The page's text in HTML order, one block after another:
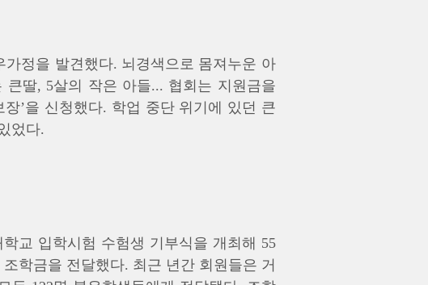
정을 발견했다. 뇌경색으로 몸져누운 아
딸, 5살의 작은 아들... 협회는 지원금을
’을 신청했다. 학업 중단 위기에 있던 큰
었다.
교 입학시험 수험생 기부식을 개최해 55
학금을 전달했다. 최근 년간 회원들은 거